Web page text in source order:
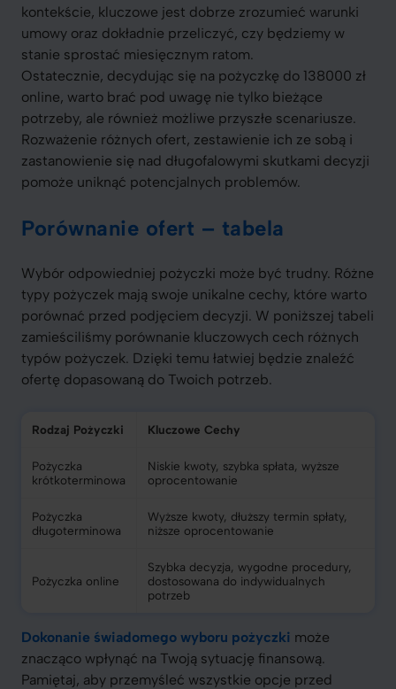
kontekście, kluczowe jest dobrze zrozumieć warunki
umowy oraz dokładnie przeliczyć, czy będziemy w
stanie sprostać miesięcznym ratom.
Ostatecznie, decydując się na pożyczkę do 138000 zł
online, warto brać pod uwagę nie tylko bieżące
potrzeby, ale również możliwe przyszłe scenariusze.
Rozważenie różnych ofert, zestawienie ich ze sobą i
zastanowienie się nad długofalowymi skutkami decyzji
pomoże uniknąć potencjalnych problemów.
Porównanie ofert – tabela
Wybór odpowiedniej pożyczki może być trudny. Różne
typy pożyczek mają swoje unikalne cechy, które warto
porównać przed podjęciem decyzji. W poniższej tabeli
zamieściliśmy porównanie kluczowych cech różnych
typów pożyczek. Dzięki temu łatwiej będzie znaleźć
ofertę dopasowaną do Twoich potrzeb.
Rodzaj Pożyczki Kluczowe Cechy
Pożyczka
krótkoterminowa
Niskie kwoty, szybka spłata, wyższe
oprocentowanie
Pożyczka
długoterminowa
Wyższe kwoty, dłuższy termin spłaty,
niższe oprocentowanie
Pożyczka online
Szybka decyzja, wygodne procedury,
dostosowana do indywidualnych
potrzeb
Dokonanie świadomego wyboru pożyczki może
znacząco wpłynąć na Twoją sytuację finansową.
Pamiętaj, aby przemyśleć wszystkie opcje przed